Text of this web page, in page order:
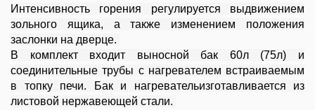
Интенсивность горения регулируется выдвижением
зольного ящика, а также изменением положения
заслонки на дверце.
В комплект входит выносной бак 60л (75л) и
соединительные трубы с нагревателем встраиваемым
в топку печи. Бак и нагревательизготавливается из
листовой нержавеющей стали.